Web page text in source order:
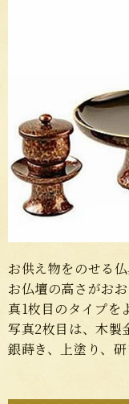
お供え物をのせる仏
お仏壇の高さがお
真1枚目のタイプを
写真2枚目は、木製
銀蒔き、上塗り、研